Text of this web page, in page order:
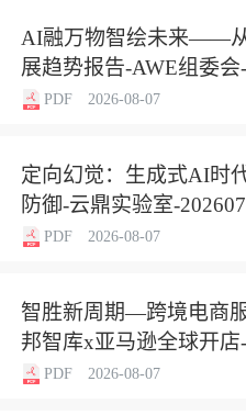
AI融万物智绘未来——
展趋势报告-AWE组委会
PDF 2026-08-07
定向幻觉：生成式AI时
防御-云鼎实验室-
PDF 2026-08-07
智胜新周期—跨境电商
邦智库x亚马逊全球开店
PDF 2026-08-07